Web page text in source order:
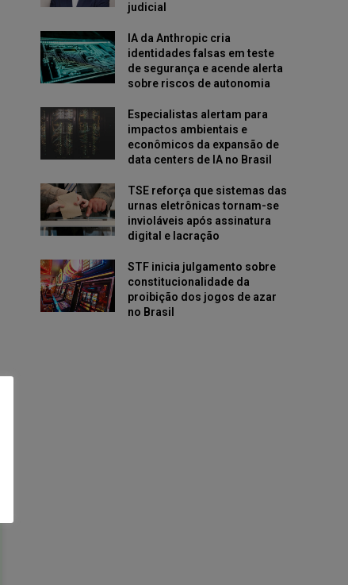
judicial
IA da Anthropic cria
identidades falsas em teste
de segurança e acende alerta
sobre riscos de autonomia
Especialistas alertam para
impactos ambientais e
econômicos da expansão de
data centers de IA no Brasil
TSE reforça que sistemas das
urnas eletrônicas tornam-se
invioláveis após assinatura
digital e lacração
STF inicia julgamento sobre
constitucionalidade da
proibição dos jogos de azar
no Brasil